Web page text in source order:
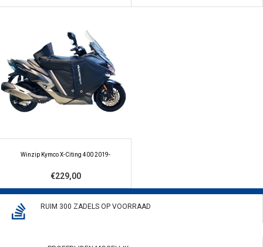
Winzip Kymco X-Citing 400 2019-
€229,00
RUIM 300 ZADELS OP VOORRAAD